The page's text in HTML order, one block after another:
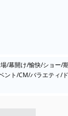
/幕開け/愉快/ショー/
ント/CM/バラエティ/